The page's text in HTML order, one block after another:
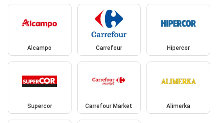
Alcampo Carrefour Hipercor
Supercor Carrefour Market Alimerka